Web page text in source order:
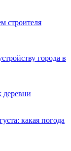
строителя
города в
деревни
какая погода